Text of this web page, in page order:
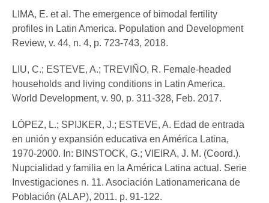
LIMA, E. et al. The emergence of bimodal fertility
profiles in Latin America. Population and Development
Review, v. 44, n. 4, p. 723-743, 2018.
LIU, C.; ESTEVE, A.; TREVIÑO, R. Female-headed
households and living conditions in Latin America.
World Development, v. 90, p. 311-328, Feb. 2017.
LÓPEZ, L.; SPIJKER, J.; ESTEVE, A. Edad de entrada
en unión y expansión educativa en América Latina,
1970-2000. In: BINSTOCK, G.; VIEIRA, J. M. (Coord.).
Nupcialidad y familia en la América Latina actual. Serie
Investigaciones n. 11. Asociación Lationamericana de
Población (ALAP), 2011. p. 91-122.